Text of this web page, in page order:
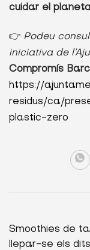
cuidar el
👉 Podeu
iniciativa de
Compromís
https://
residus/ca/
plastic-zero
Smoothies de
llepar-se els dits